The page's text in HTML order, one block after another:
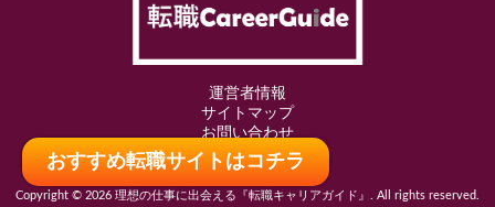
おすすめ転職サイトはコチラ
運営者情報
サイトマップ
お問い合わせ
Copyright © 2026 理想の仕事に出会える『転職キャリアガイド』. All rights reserved.